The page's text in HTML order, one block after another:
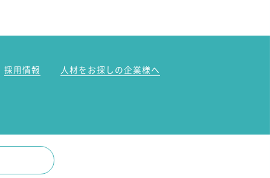
採用情報
人材をお探しの企業様へ